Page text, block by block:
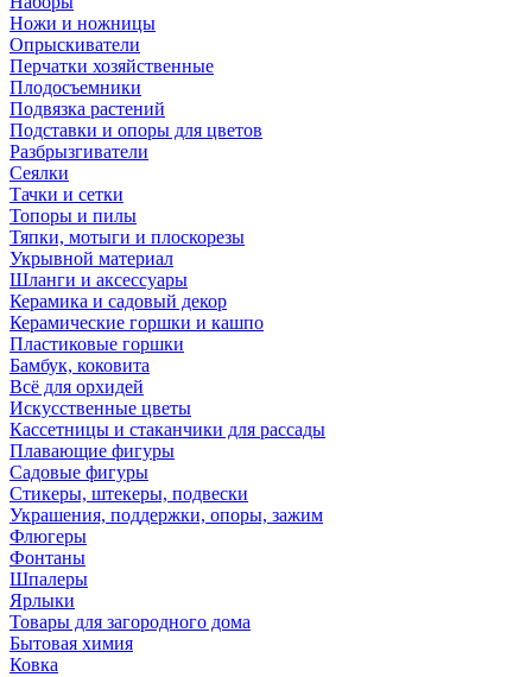
Ножи и ножницы
Опрыскиватели
Перчатки хозяйственные
Плодосъемники
Подвязка растений
Подставки и опоры для цветов
Разбрызгиватели
Сеялки
Тачки и сетки
Топоры и пилы
Тяпки, мотыги и плоскорезы
Укрывной материал
Шланги и аксессуары
Керамика и садовый декор
Керамические горшки и кашпо
Пластиковые горшки
Бамбук, коковита
Всё для орхидей
Искусственные цветы
Кассетницы и стаканчики для рассады
Плавающие фигуры
Садовые фигуры
Стикеры, штекеры, подвески
Украшения, поддержки, опоры, зажим
Флюгеры
Фонтаны
Шпалеры
Ярлыки
Товары для загородного дома
Бытовая химия
Ковка